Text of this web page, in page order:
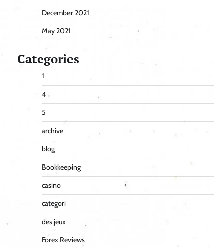
December 2021
May 2021
Categories
1
4
5
archive
blog
Bookkeeping
casino
categori
des jeux
Forex Reviews